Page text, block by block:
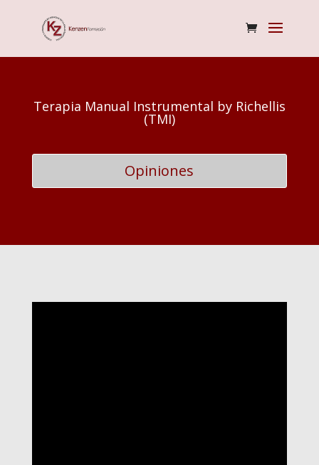
Terapia Manual Instrumental by Richellis
(TMI)
Opiniones